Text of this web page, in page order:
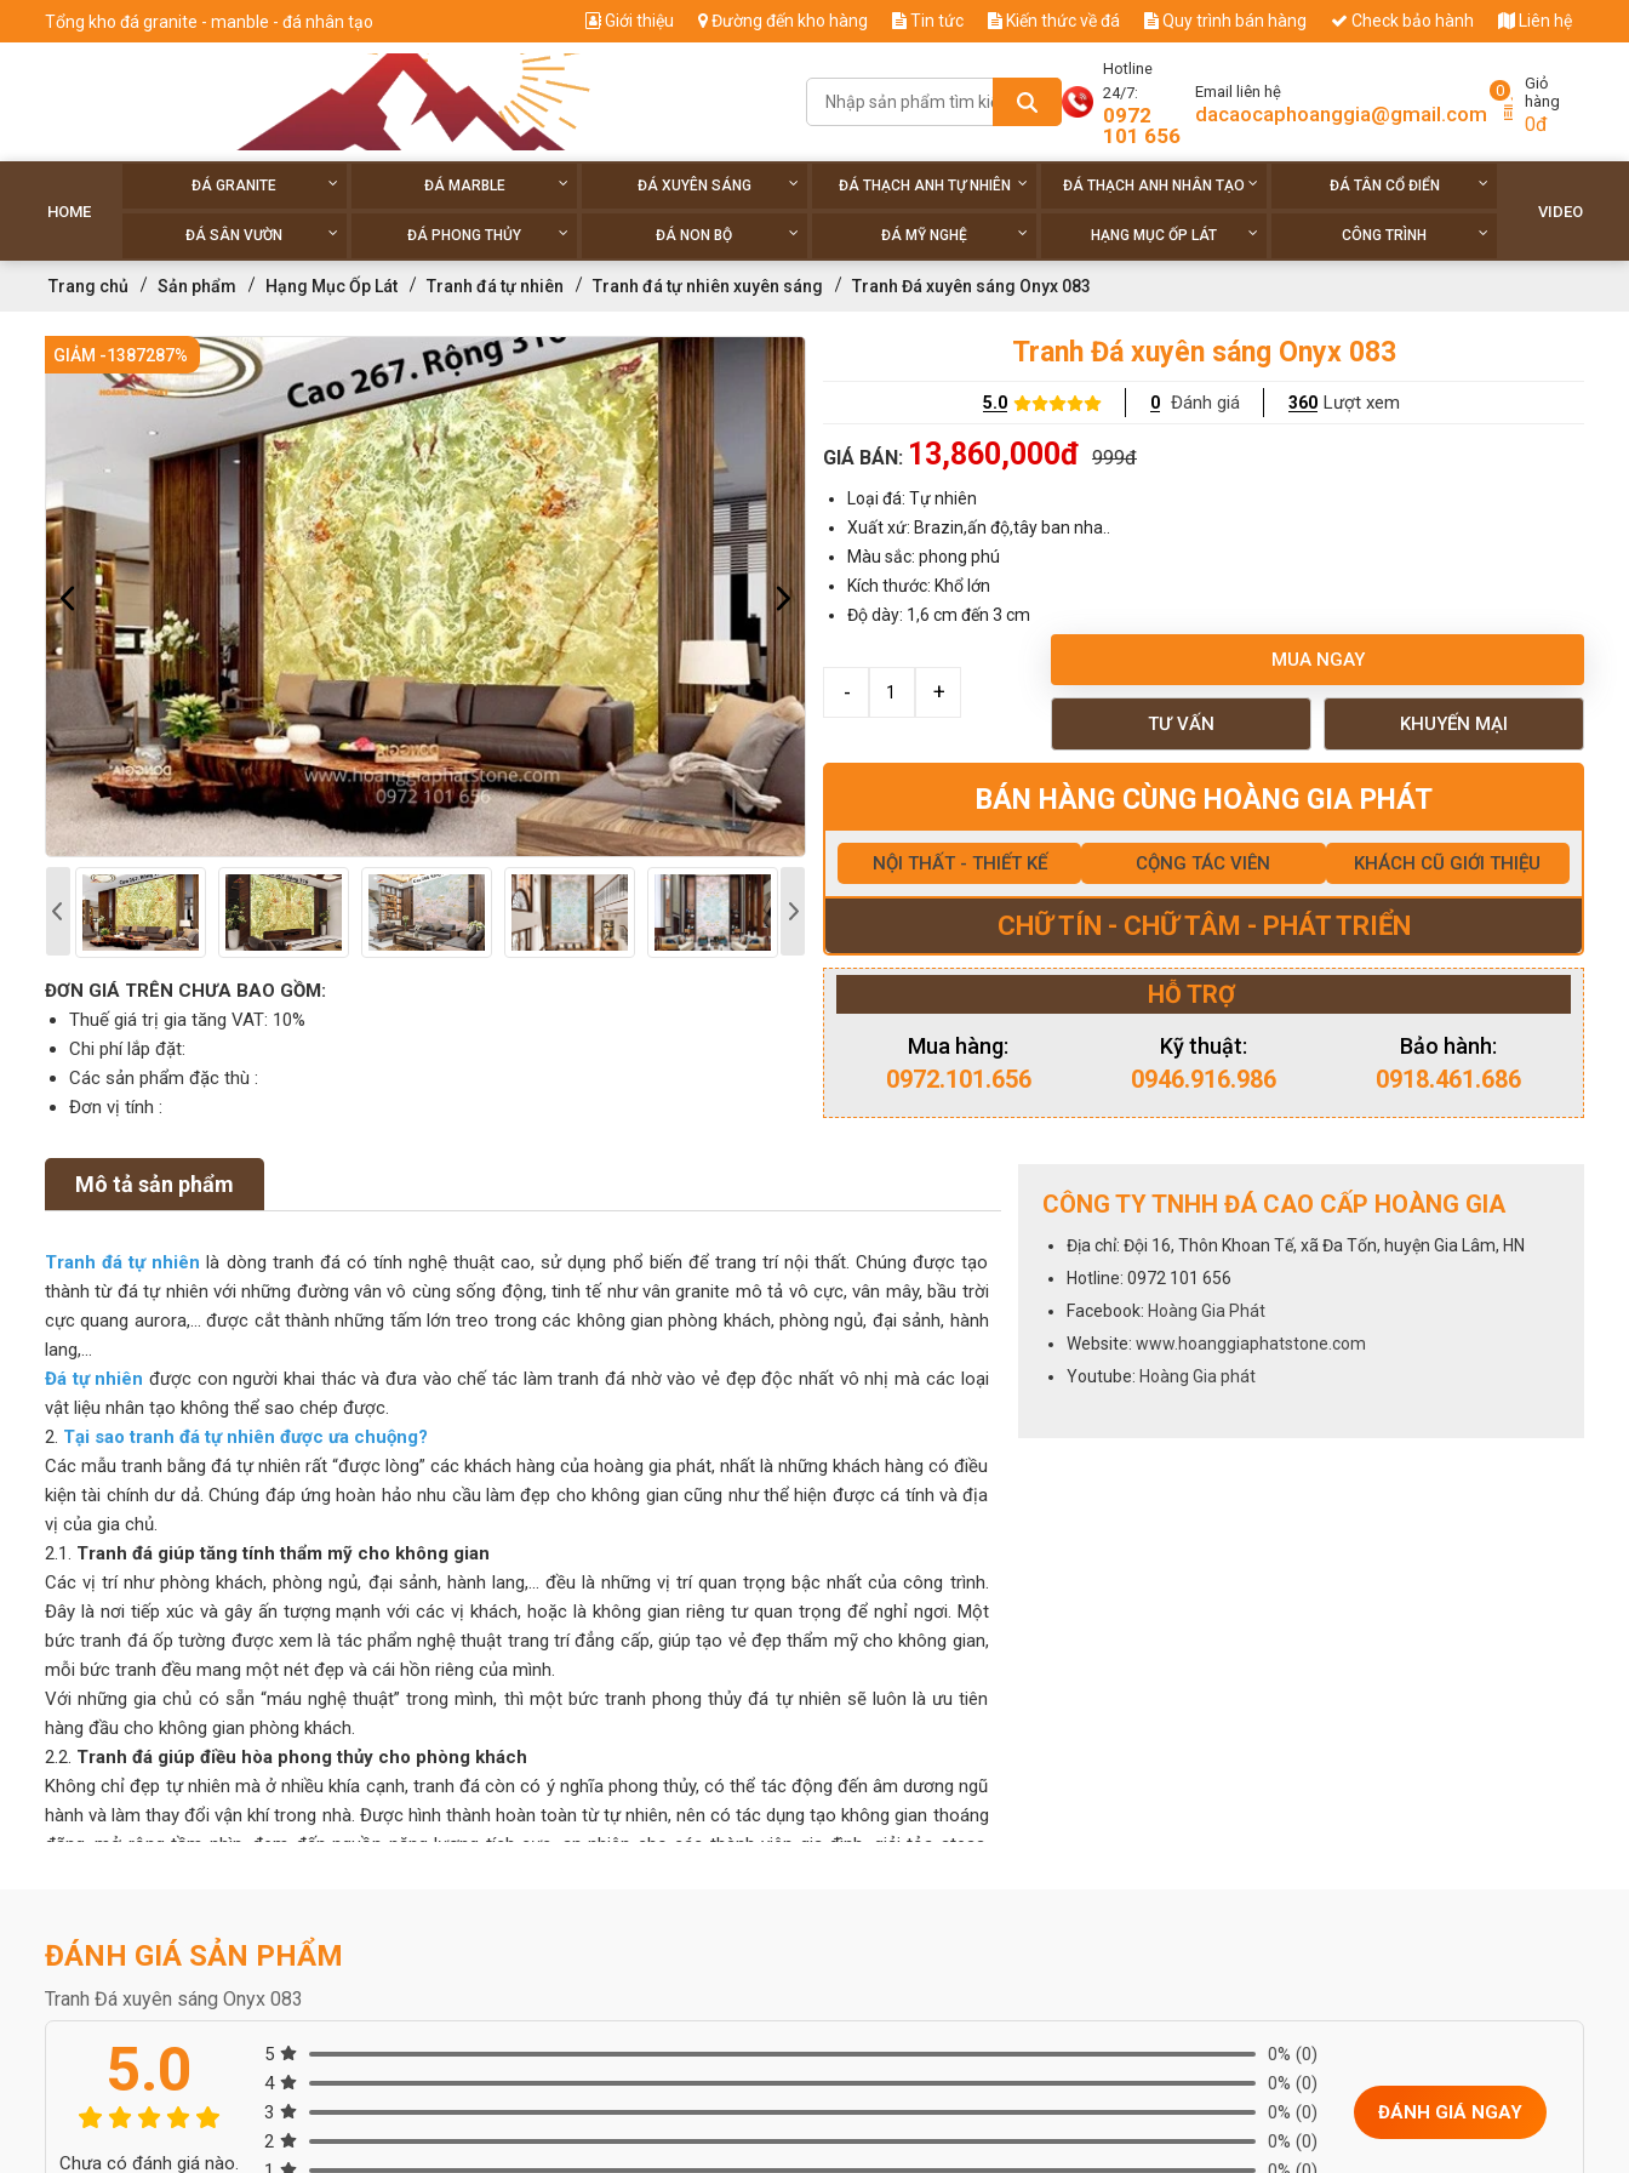
Tổng kho đá granite - manble - đá nhân tạo Giới thiệu Đường đến kho hàng Tin tức Kiến thức về đá Quy trình bán hàng Check bảo hành Liên hệ
Hotline
24/7:
0972
101 656
Email liên hệ
dacaocaphoanggia@gmail.com
0
Giỏ
hàng
0đ
HOME
ĐÁ GRANITE ĐÁ MARBLE ĐÁ XUYÊN SÁNG ĐÁ THẠCH ANH TỰ NHIÊN ĐÁ THẠCH ANH NHÂN TẠO ĐÁ TÂN CỔ ĐIỂN
ĐÁ SÂN VƯỜN ĐÁ PHONG THỦY ĐÁ NON BỘ ĐÁ MỸ NGHỆ HẠNG MỤC ỐP LÁT CÔNG TRÌNH
VIDEO
Trang chủ Sản phẩm Hạng Mục Ốp Lát Tranh đá tự nhiên Tranh đá tự nhiên xuyên sáng Tranh Đá xuyên sáng Onyx 083
GIẢM -1387287%
ĐƠN GIÁ TRÊN CHƯA BAO GỒM:
Thuế giá trị gia tăng VAT: 10%
Chi phí lắp đặt:
Các sản phẩm đặc thù :
Đơn vị tính :
Tranh Đá xuyên sáng Onyx 083
5.0 0 Đánh giá 360 Lượt xem
GIÁ BÁN: 13,860,000đ 999đ
Loại đá: Tự nhiên
Xuất xứ: Brazin,ấn độ,tây ban nha..
Màu sắc: phong phú
Kích thước: Khổ lớn
Độ dày: 1,6 cm đến 3 cm
MUA NGAY
TƯ VẤN KHUYẾN MẠI
BÁN HÀNG CÙNG HOÀNG GIA PHÁT
NỘI THẤT - THIẾT KẾ CỘNG TÁC VIÊN KHÁCH CŨ GIỚI THIỆU
CHỮ TÍN - CHỮ TÂM - PHÁT TRIỂN
HỖ TRỢ
Mua hàng:
0972.101.656
Kỹ thuật:
0946.916.986
Bảo hành:
0918.461.686
Mô tả sản phẩm
Tranh đá tự nhiên là dòng tranh đá có tính nghệ thuật cao, sử dụng phổ biến để trang trí nội thất. Chúng được tạo
thành từ đá tự nhiên với những đường vân vô cùng sống động, tinh tế như vân granite mô tả vô cực, vân mây, bầu trời
cực quang aurora,… được cắt thành những tấm lớn treo trong các không gian phòng khách, phòng ngủ, đại sảnh, hành
lang,…
Đá tự nhiên được con người khai thác và đưa vào chế tác làm tranh đá nhờ vào vẻ đẹp độc nhất vô nhị mà các loại
vật liệu nhân tạo không thể sao chép được.
2. Tại sao tranh đá tự nhiên được ưa chuộng?
Các mẫu tranh bằng đá tự nhiên rất “được lòng” các khách hàng của hoàng gia phát, nhất là những khách hàng có điều
kiện tài chính dư dả. Chúng đáp ứng hoàn hảo nhu cầu làm đẹp cho không gian cũng như thể hiện được cá tính và địa
vị của gia chủ.
2.1. Tranh đá giúp tăng tính thẩm mỹ cho không gian
Các vị trí như phòng khách, phòng ngủ, đại sảnh, hành lang,… đều là những vị trí quan trọng bậc nhất của công trình.
Đây là nơi tiếp xúc và gây ấn tượng mạnh với các vị khách, hoặc là không gian riêng tư quan trọng để nghỉ ngơi. Một
bức tranh đá ốp tường được xem là tác phẩm nghệ thuật trang trí đẳng cấp, giúp tạo vẻ đẹp thẩm mỹ cho không gian,
mỗi bức tranh đều mang một nét đẹp và cái hồn riêng của mình.
Với những gia chủ có sẵn “máu nghệ thuật” trong mình, thì một bức tranh phong thủy đá tự nhiên sẽ luôn là ưu tiên
hàng đầu cho không gian phòng khách.
2.2. Tranh đá giúp điều hòa phong thủy cho phòng khách
Không chỉ đẹp tự nhiên mà ở nhiều khía cạnh, tranh đá còn có ý nghĩa phong thủy, có thể tác động đến âm dương ngũ
hành và làm thay đổi vận khí trong nhà. Được hình thành hoàn toàn từ tự nhiên, nên có tác dụng tạo không gian thoáng
đãng, mở rộng tầm nhìn, đem đến nguồn năng lượng tích cực, an nhiên cho các thành viên gia đình, giải tỏa stess,
những xui xẻo, giúp gia chủ thuận lợi phát triển trong công việc, sự nghiệp.
2.3.Bền bỉ với thời gian, dễ vệ sinh lau chùi
Tranh đá tự nhiên bền bỉ cùng thời gian, cho tuổi thọ cao lên đến 30 năm không hỏng hóc, xuống cấp như các vật liệu
như: gỗ, sơn, nhựa,… thông thường. Chi phí đầu tư ban đầu cho 1 bức tranh đá tự nhiên ốp tường có thể lớn nhưng tính
về lâu dài cũng như ưu điểm mà loại tranh này mang lại thì có hiệu quả kinh tế cao hơn rất nhiều.
Nếu như các chất liệu sơn, gỗ, nhựa,… sau một thời gian sử dụng sẽ bị xuống màu, bong tróc, mối mọt… gây mất thẩm
mỹ, tốn thời gian và tiền bạc để sửa chữa thì tranh đá tự nhiên có thể khắc phục hoàn toàn được những nhược điểm
Ngoài ra, tranh đá tự nhiên dễ dàng vệ sinh, lau chùi, không tốn quá nhiều công sức, bảo trì bảo dưỡng mà vẫn luôn
CÔNG TY TNHH ĐÁ CAO CẤP HOÀNG GIA
Địa chỉ: Đội 16, Thôn Khoan Tế, xã Đa Tốn, huyện Gia Lâm, HN
Hotline: 0972 101 656
Facebook: Hoàng Gia Phát
Website: www.hoanggiaphatstone.com
Youtube: Hoàng Gia phát
ĐÁNH GIÁ SẢN PHẨM
Tranh Đá xuyên sáng Onyx 083
5.0
Chưa có đánh giá nào.
5 0% (0)
4
0% (0)
3
0% (0)
2
0% (0)
ĐÁNH GIÁ NGAY